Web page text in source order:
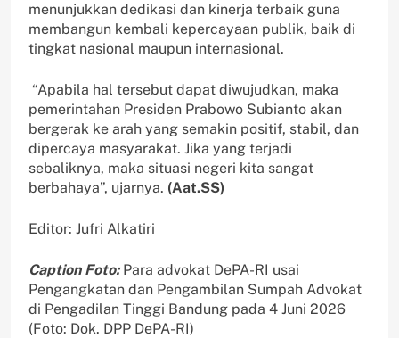
menunjukkan dedikasi dan kinerja terbaik guna
membangun kembali kepercayaan publik, baik di
tingkat nasional maupun internasional.
“Apabila hal tersebut dapat diwujudkan, maka
pemerintahan Presiden Prabowo Subianto akan
bergerak ke arah yang semakin positif, stabil, dan
dipercaya masyarakat. Jika yang terjadi
sebaliknya, maka situasi negeri kita sangat
berbahaya”, ujarnya. (Aat.SS)
Editor: Jufri Alkatiri
Caption Foto:Para advokat DePA-RI usai
Pengangkatan dan Pengambilan Sumpah Advokat
di Pengadilan Tinggi Bandung pada 4 Juni 2026
(Foto: Dok. DPP DePA-RI)